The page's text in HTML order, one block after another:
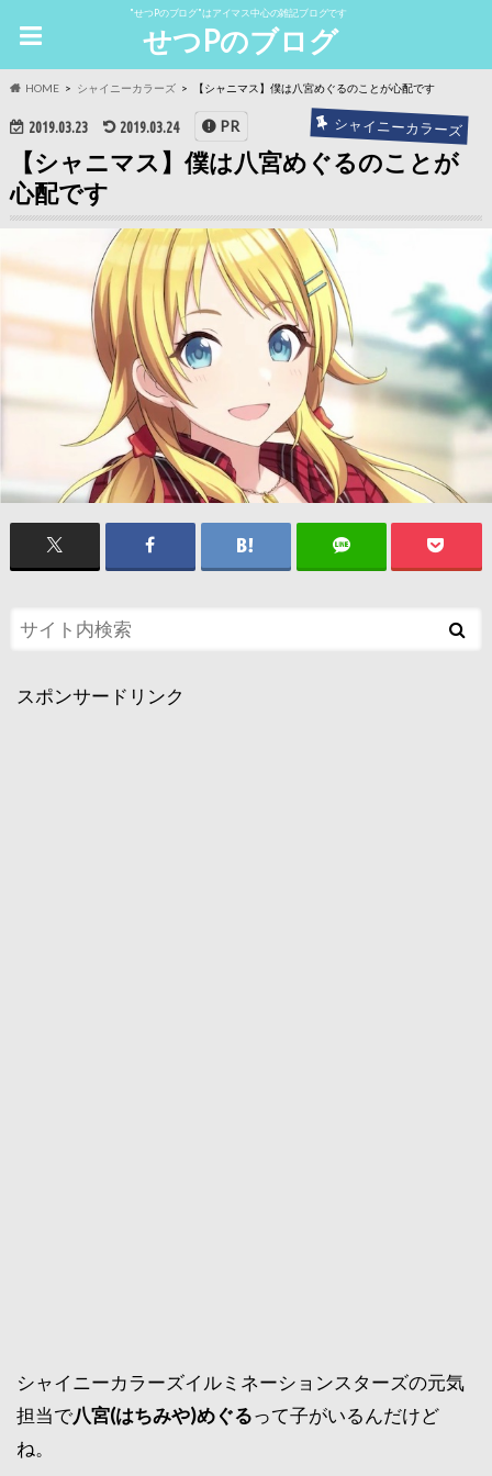
"せつPのブログ"はアイマス中心の雑記ブログです
せつPのブログ
HOME シャイニーカラーズ 【シャニマス】僕は八宮めぐるのことが心配です
2019.03.23 2019.03.24 シャイニーカラーズ
PR
【シャニマス】僕は八宮めぐるのことが
心配です
スポンサードリンク
シャイニーカラーズイルミネーションスターズの元気
担当で八宮(はちみや)めぐるって子がいるんだけど
ね。